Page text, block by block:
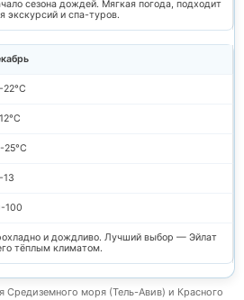
сезона дождей. Мягкая погода, подходит
экскурсий и спа-туров.
22°C
25°C
13
100
и дождливо. Лучший выбор — Эйлат
тёплым климатом.
Средиземного моря (Тель-Авив) и Красного